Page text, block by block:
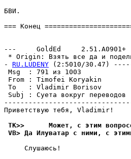
БВИ.
=== Конец
---     GoldEd     2.51.A0901+
* Origin: Взять все да и
- RU.LUDENY (2:5010/30.47)
Msg  : 791 из
From : Timofei Koryakin
To   : Vladimir Borisov
Subj :
Приветствую тебя, Vladimir!
TK>>      Может, с этим
VB> Да Илуватар с ними, с
     Слушаюсь!